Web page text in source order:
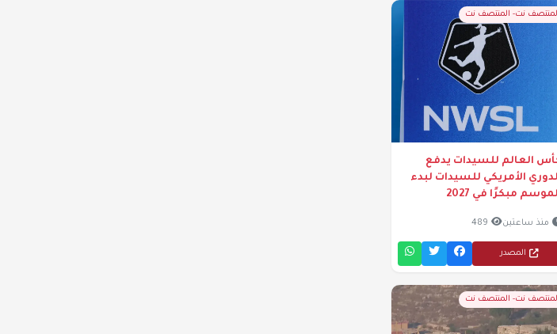
نت- المنتصف نت
العالم للسيدات يدفع
الأمريكي للسيدات لبدء
مبكرًا في 2027
منذ ساعتين 489
المصدر
نت- المنتصف نت